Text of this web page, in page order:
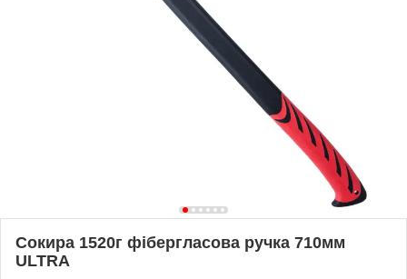
Сокира 1520г фібергласова ручка 710мм
ULTRA